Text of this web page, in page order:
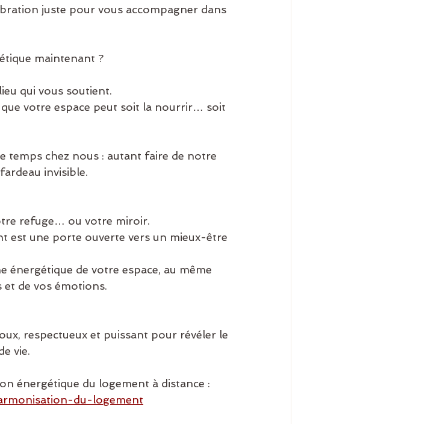
juste pour vous accompagner dans
maintenant ?
qui vous soutient.
votre espace peut soit la nourrir… soit
temps chez nous : autant faire de notre
invisible.
refuge… ou votre miroir.
est une porte ouverte vers un mieux-être
énergétique de votre espace, au même
de vos émotions.
respectueux et puissant pour révéler le
vie.
énergétique du logement à distance :
du-logement